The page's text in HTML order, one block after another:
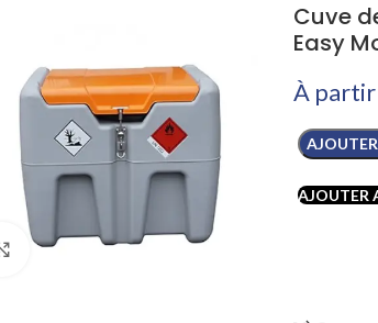
Cliquez pour agrandir
Cuve
Easy
À partir
AJOUTER